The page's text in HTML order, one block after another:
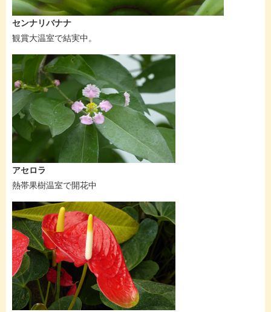
センナリバナナ
観賞大温室で結実中。
アセロラ
熱帯果樹温室で開花中